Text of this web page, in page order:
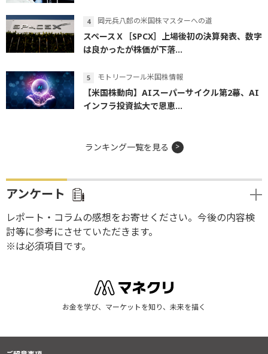
岡元兵八郎の米国株マスターへの道
スペースＸ［SPCX］上場後初の決算発表、数字
は良かったが株価が下落...
モトリーフール米国株情報
【米国株動向】AIスーパーサイクル第2幕、AI
インフラ投資拡大で恩恵...
ランキング一覧を見る
アンケート
レポート・コラムの感想をお寄せください。今後の内容検
討等に参考にさせていただきます。
※は必須項目です。
お金を学び、マーケットを知り、未来を描く